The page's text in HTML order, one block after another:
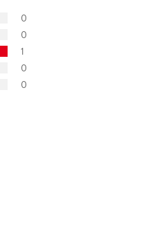
0
0
1
0
0